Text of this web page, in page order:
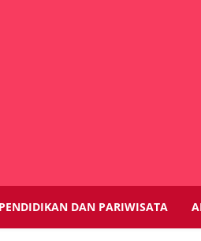
PENDIDIKAN DAN PARIWISATA